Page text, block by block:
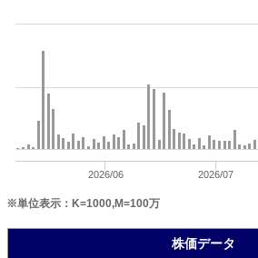
2026/06 2026/07
※単位表示：K=1000,M=100万
株価データ